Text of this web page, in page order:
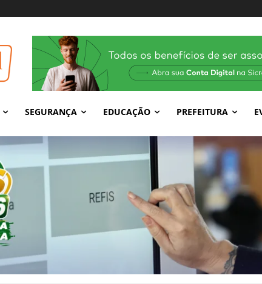
SEGURANÇA EDUCAÇÃO PREFEITURA